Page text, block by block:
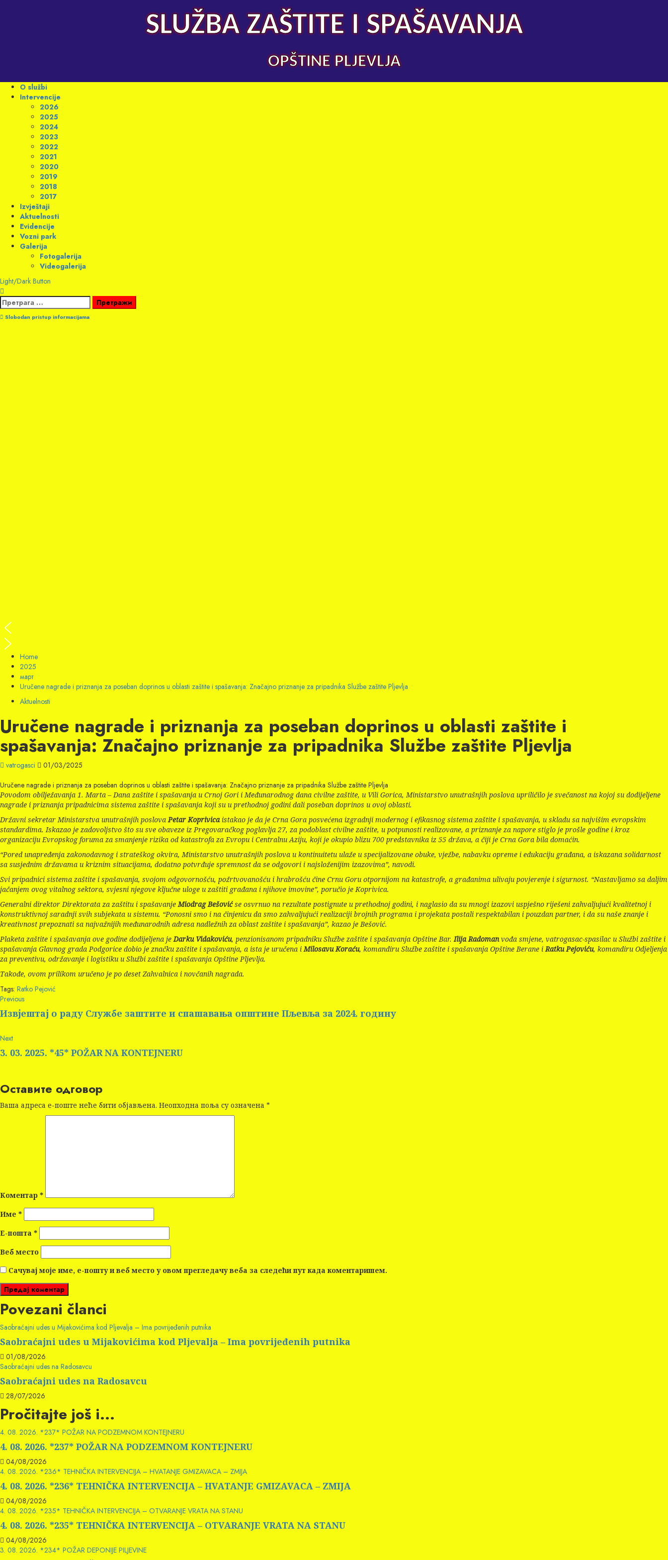
SLUŽBA ZAŠTITE I SPAŠAVANJA
OPŠTINE PLJEVLJA
Primary
Menu
O službi
Intervencije
2026
2025
2024
2023
2022
2021
2020
2019
2018
2017
Izvještaji
Aktuelnosti
Evidencije
Vozni park
Galerija
Fotogalerija
Videogalerija
Light/Dark Button
Претрага
за:
Slobodan pristup informacijama
Home
2025
март
Uručene nagrade i priznanja za poseban doprinos u oblasti zaštite i spašavanja: Značajno priznanje za pripadnika Službe zaštite Pljevlja
Aktuelnosti
Uručene nagrade i priznanja za poseban doprinos u oblasti zaštite i
spašavanja: Značajno priznanje za pripadnika Službe zaštite Pljevlja
vatrogasci
01/03/2025
Uručene nagrade i priznanja za poseban doprinos u oblasti zaštite i spašavanja: Značajno priznanje za pripadnika Službe zaštite Pljevlja
Povodom obilježavanja 1. Marta – Dana zaštite i spašavanja u Crnoj Gori i Međunarodnog dana civilne zaštite, u Vili Gorica, Ministarstvo unutrašnjih poslova upriličilo je svečanost na kojoj su dodijeljene
nagrade i priznanja pripadnicima sistema zaštite i spašavanja koji su u prethodnoj godini dali poseban doprinos u ovoj oblasti.
Državni sekretar Ministarstva unutrašnjih poslovaPetar Koprivicaistakao je da je Crna Gora posvećena izgradnji modernog i efikasnog sistema zaštite i spašavanja, u skladu sa najvišim evropskim
standardima. Iskazao je zadovoljstvo što su sve obaveze iz Pregovaračkog poglavlja 27, za podoblast civilne zaštite, u potpunosti realizovane, a priznanje za napore stiglo je prošle godine i kroz
organizaciju Evropskog foruma za smanjenje rizika od katastrofa za Evropu i Centralnu Aziju, koji je okupio blizu 700 predstavnika iz 55 država, a čiji je Crna Gora bila domaćin.
“Pored unapređenja zakonodavnog i strateškog okvira, Ministarstvo unutrašnjih poslova u kontinuitetu ulaže u specijalizovane obuke, vježbe, nabavku opreme i edukaciju građana, a iskazana solidarnost
sa susjednim državama u kriznim situacijama, dodatno potvrđuje spremnost da se odgovori i najsloženijim izazovima”, navodi.
Svi pripadnici sistema zaštite i spašavanja, svojom odgovornošću, požrtvovanošću i hrabrošću čine Crnu Goru otpornijom na katastrofe, a građanima ulivaju povjerenje i sigurnost. “Nastavljamo sa daljim
jačanjem ovog vitalnog sektora, svjesni njegove ključne uloge u zaštiti građana i njihove imovine”, poručio je Koprivica.
Generalni direktor Direktorata za zaštitu i spašavanjeMiodrag Bešovićse osvrnuo na rezultate postignute u prethodnoj godini, i naglasio da su mnogi izazovi uspješno riješeni zahvaljujući kvalitetnoj i
konstruktivnoj saradnji svih subjekata u sistemu. “Ponosni smo i na činjenicu da smo zahvaljujući realizaciji brojnih programa i projekata postali respektabilan i pouzdan partner, i da su naše znanje i
kreativnost prepoznati sa najvažnijih međunarodnih adresa nadležnih za oblast zaštite i spašavanja”, kazao je Bešović.
Plaketa zaštite i spašavanja ove godine dodijeljena jeDarku Vidakoviću, penzionisanom pripadniku Službe zaštite i spašavanja Opštine Bar.Ilija Radomanvođa smjene, vatrogasac-spasilac u Službi zaštite i
spašavanja Glavnog grada Podgorice dobio je značku zaštite i spašavanja, a ista je uručena iMilosavu Koraću, komandiru Službe zaštite i spašavanja Opštine Berane iRatku Pejoviću, komandiru Odjeljenja
za preventivu, održavanje i logistiku u Službi zaštite i spašavanja Opštine Pljevlja.
Takođe, ovom prilikom uručeno je po deset Zahvalnica i novčanih nagrada.
Tags: Ratko Pejović
Continue
Reading
PreviousPrevious
Извјештај о раду Службе заштите и спашавања општине Пљевља за 2024. годину
NextNext
post:
3. 03. 2025. *45* POŽAR NA KONTEJNERU
Оставите одговор
Ваша адреса е-поште неће бити објављена. Неопходна поља су означена *
Коментар *
Име *
Е-пошта *
Веб место
Сачувај моје име, е-пошту и веб место у овом прегледачу веба за следећи пут када коментаришем.
Povezani članci
Saobraćajni udes u Mijakovićima kod Pljevalja – Ima povrijeđenih putnika
Saobraćajni udes u Mijakovićima kod Pljevalja – Ima povrijeđenih putnika
01/08/2026
Saobraćajni udes na Radosavcu
Saobraćajni udes na Radosavcu
28/07/2026
Pročitajte još i...
4. 08. 2026. *237* POŽAR NA PODZEMNOM KONTEJNERU
4. 08. 2026. *237* POŽAR NA PODZEMNOM KONTEJNERU
04/08/2026
4. 08. 2026. *236* TEHNIČKA INTERVENCIJA – HVATANJE GMIZAVACA – ZMIJA
4. 08. 2026. *236* TEHNIČKA INTERVENCIJA – HVATANJE GMIZAVACA – ZMIJA
04/08/2026
4. 08. 2026. *235* TEHNIČKA INTERVENCIJA – OTVARANJE VRATA NA STANU
4. 08. 2026. *235* TEHNIČKA INTERVENCIJA – OTVARANJE VRATA NA STANU
04/08/2026
3. 08. 2026. *234* POŽAR DEPONIJE PILJEVINE